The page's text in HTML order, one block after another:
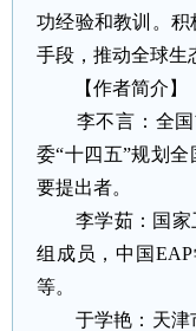
功经验和教训。
手段，推动全球生
【作者简介】
李不言：全国
委“十四五”规划
要提出者。
李学茹：国家卫
组成员，中国
等。
于学艳：天津市